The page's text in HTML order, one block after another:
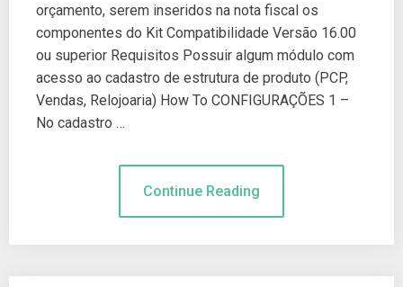
orçamento, serem inseridos na nota fiscal os
componentes do Kit Compatibilidade Versão 16.00
ou superior Requisitos Possuir algum módulo com
acesso ao cadastro de estrutura de produto (PCP,
Vendas, Relojoaria) How To CONFIGURAÇÕES 1 –
No cadastro …
Continue Reading